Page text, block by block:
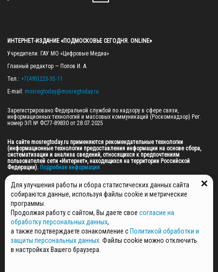
ИНТЕРНЕТ-ИЗДАНИЕ «ПОДМОСКОВЬЕ СЕГОДНЯ. ONLINE»
Учредители: ГАУ МО «Цифровые Медиа»
Главный редактор — Попов И. А.
Тел.: +7(495)223-35-11
E-mail: mosregtoday@mosregtoday.ru
Зарегистрировано Федеральной службой по надзору в сфере связи,
информационных технологий и массовых коммуникаций (Роскомнадзор) Рег.
номер ЭЛ № ФС77-89830 от 28.07.2025
На сайте mosregtoday.ru применяются рекомендательные технологии
(информационные технологии предоставления информации на основе сбора,
систематизации и анализа сведений, относящихся к предпочтениям
пользователей сети «Интернет», находящихся на территории Российской
Федерации). Подробная информация
© 2026 ПРАВА НА ВСЕ МАТЕРИАЛЫ САЙТА ПРИНАДЛЕЖАТ ГАУ МО "ЦИФРОВЫЕ
МЕДИА" (ОГРН: 1255000059467).
ПОЛИТИКА ОБРАБОТКИ И ЗАЩИТЫ ПЕРСОНАЛЬНЫХ ДАННЫХ
НОВОСТИ
ГАЗЕТЫ
РЕКЛАМОДАТЕЛЯМ
Для улучшения работы и сбора статистических данных сайта
собираются данные, используя файлы cookie и метрические
программы.
Продолжая работу с сайтом, Вы даете свое согласие на
обработку персональных данных,
а также подтверждаете ознакомление с Политикой обработки и
защиты персональных данных . Файлы cookie можно отключить
в настройках Вашего браузера.